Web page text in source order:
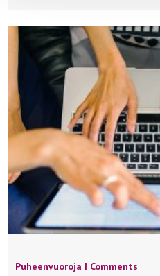
Puheenvuoroja | Comments